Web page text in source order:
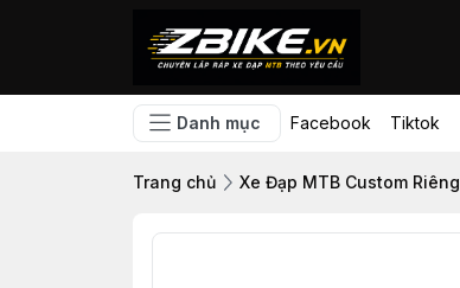
Danh mục Facebook Tiktok
Trang chủ Xe Đạp MTB Custom Riêng